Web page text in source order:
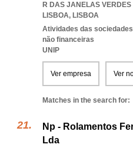
R DAS JANELAS VERDES
LISBOA, LISBOA
Atividades das
não financeiras
UNIP
Ver empresa Ver
Matches in the search for:
Np - Rolamentos
Lda